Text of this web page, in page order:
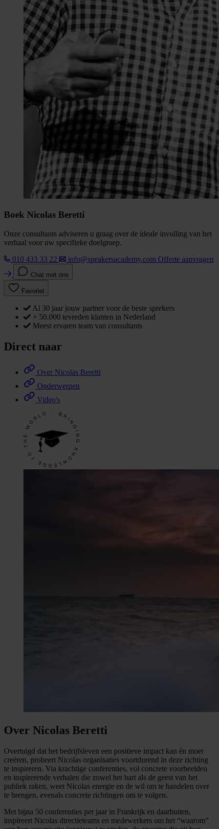
Boek Nicolas Beretti
Onze consultants adviseren u graag over de ideale invulling van het
verhaal voor uw specifieke doelgroep.
010 433 33 22
info@speakersacademy.com Offerte aanvragen
Chat met ons
Favoriet
Al 30 jaar jouw partner voor de beste sprekers
+ 50.000 tevreden klanten in Nederland
Meest ervaren team van consultants
Direct naar
Over Nicolas Beretti
Onderwerpen
Video's
Over Nicolas Beretti
Overtuigd dat het bedrijfsleven een positieve impact kan én moet
creëren, probeert Nicolas organisaties voortdurend in deze richting
te inspireren. Via krachtige conferenties, vol concrete voorbeelden
en inspirerende verhalen die zowel het hart als de geest van het
publiek raken, weet Nicolas energie en de wil om te handelen over
te brengen, evenals concrete richtingen om te volgen.
Met bijna 50 conferenties per jaar in Frankrijk en daarbuiten,
inspireert Nicolas directieteams en medewerkers om het “waarom”